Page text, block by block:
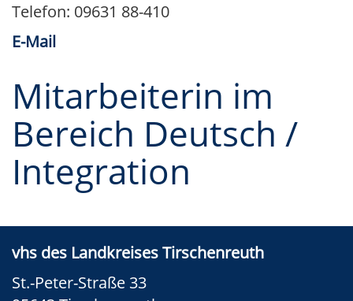
Telefon: 09631 88-410
E-Mail
Mitarbeiterin im
Bereich Deutsch /
Integration
vhs des Landkreises Tirschenreuth
St.-Peter-Straße 33